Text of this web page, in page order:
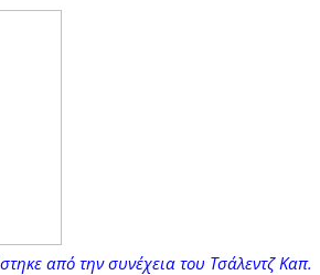
από την συνέχεια του Τσάλεντζ Καπ.